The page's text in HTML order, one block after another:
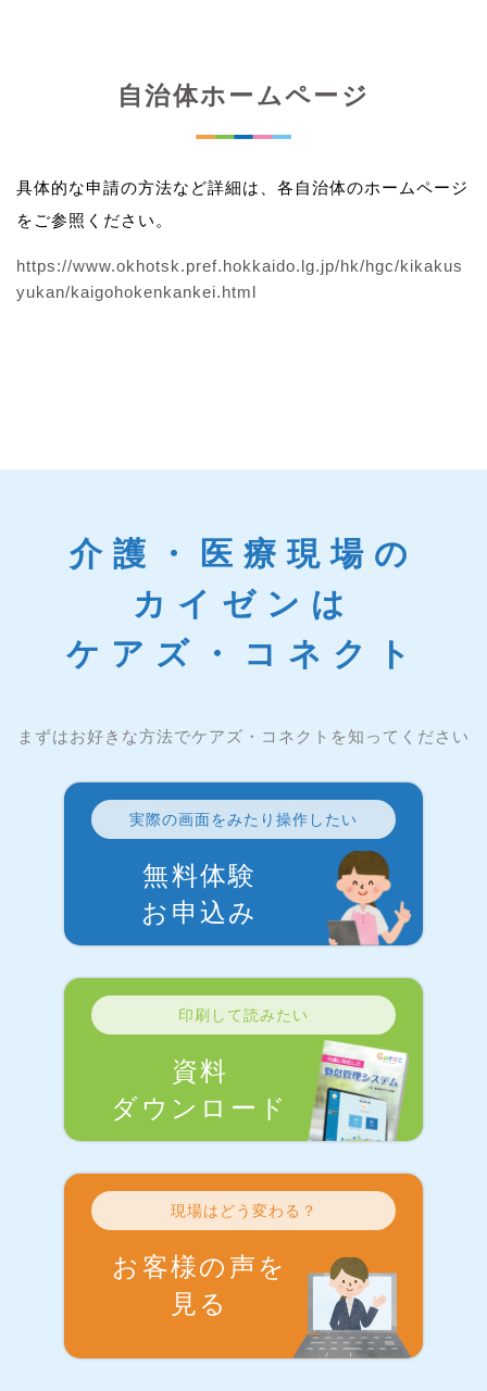
自治体ホームページ
具体的な申請の方法など詳細は、各自治体のホームページ
をご参照ください。
https://www.okhotsk.pref.hokkaido.lg.jp/hk/hgc/kikakus
yukan/kaigohokenkankei.html
介護・医療現場の
カイゼンは
ケアズ・コネクト
まずはお好きな方法でケアズ・コネクトを知ってください
実際の画面をみたり操作したい
無料体験
お申込み
印刷して読みたい
資料
ダウンロード
現場はどう変わる？
お客様の声を
見る